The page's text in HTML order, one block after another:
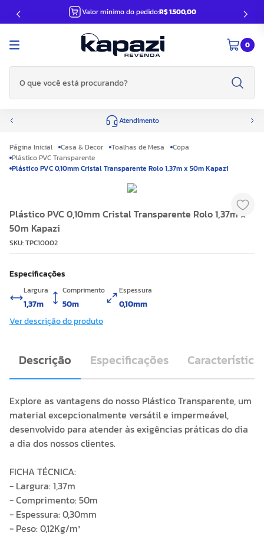
Valor mínimo do pedido:R$ 1.500,00
0
O que você está procurando?
Atendimento
Casa & Decor Toalhas de Mesa
Copa
Plástico PVC Transparente
Plástico PVC 0,10mm Cristal Transparente Rolo 1,37m x 50m Kapazi
Plástico PVC 0,10mm Cristal Transparente Rolo 1,37m x
50m Kapazi
SKU:TPC10002
Especificações
Largura
1,37m
Comprimento
50m
Espessura
0,10mm
Ver descrição do produto
Descrição Especificações
Explore as vantagens do nosso Plástico Transparente, um
material excepcionalmente versátil e impermeável,
desenvolvido para atender às exigências práticas do dia
a dia dos nossos clientes.
FICHA TÉCNICA:
- Largura: 1,37m
- Comprimento: 50m
- Espessura: 0,30mm
- Peso: 0,12Kg/m²